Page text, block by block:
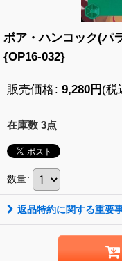
ボア・ハンコック(パ
{OP16-032}
販売価格: 9,280円 (税
在庫数 3点
数量:
返品特約に関する重要